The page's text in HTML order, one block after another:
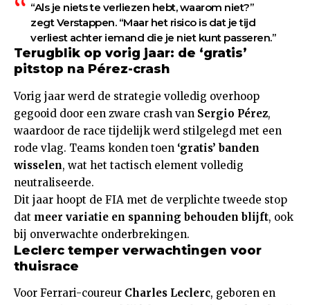
“Als je niets te verliezen hebt, waarom niet?”
zegt Verstappen. “Maar het risico is dat je tijd
verliest achter iemand die je niet kunt passeren.”
Terugblik op vorig jaar: de ‘gratis’
pitstop na Pérez-crash
Vorig jaar werd de strategie volledig overhoop
gegooid door een zware crash van Sergio Pérez,
waardoor de race tijdelijk werd stilgelegd met een
rode vlag. Teams konden toen ‘gratis’ banden
wisselen, wat het tactisch element volledig
neutraliseerde.
Dit jaar hoopt de FIA met de verplichte tweede stop
dat meer variatie en spanning behouden blijft, ook
bij onverwachte onderbrekingen.
Leclerc temper verwachtingen voor
thuisrace
Voor Ferrari-coureur Charles Leclerc, geboren en